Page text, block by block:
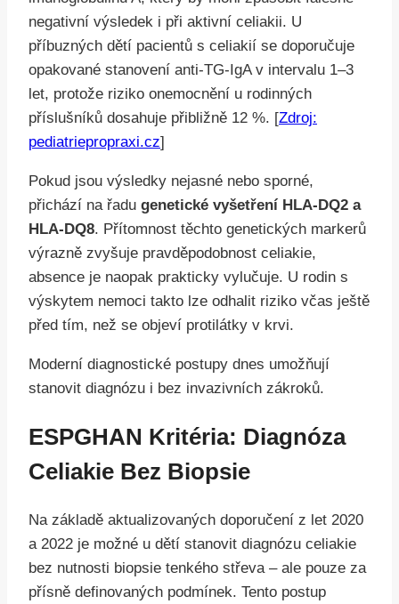
negativní výsledek i při aktivní celiakii. U
příbuzných dětí pacientů s celiakií se doporučuje
opakované stanovení anti-TG-IgA v intervalu 1–3
let, protože riziko onemocnění u rodinných
příslušníků dosahuje přibližně 12 %. [Zdroj:
pediatriepropraxi.cz]
Pokud jsou výsledky nejasné nebo sporné,
přichází na řadu genetické vyšetření HLA-DQ2 a
HLA-DQ8. Přítomnost těchto genetických markerů
výrazně zvyšuje pravděpodobnost celiakie,
absence je naopak prakticky vylučuje. U rodin s
výskytem nemoci takto lze odhalit riziko včas ještě
před tím, než se objeví protilátky v krvi.
Moderní diagnostické postupy dnes umožňují
stanovit diagnózu i bez invazivních zákroků.
ESPGHAN Kritéria: Diagnóza
Celiakie Bez Biopsie
Na základě aktualizovaných doporučení z let 2020
a 2022 je možné u dětí stanovit diagnózu celiakie
bez nutnosti biopsie tenkého střeva – ale pouze za
přísně definovaných podmínek. Tento postup